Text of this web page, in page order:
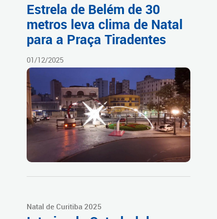
Estrela de Belém de 30
metros leva clima de Natal
para a Praça Tiradentes
01/12/2025
Natal de Curitiba 2025